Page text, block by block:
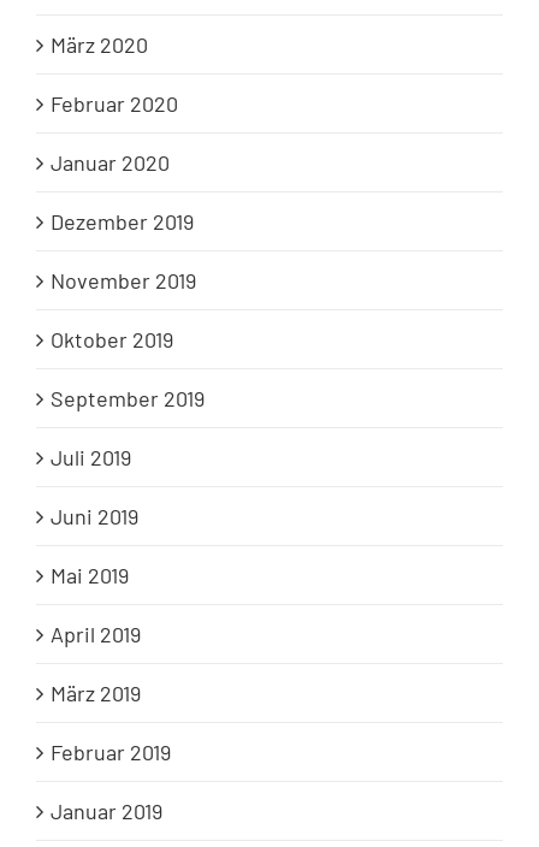
März 2020
Februar 2020
Januar 2020
Dezember 2019
November 2019
Oktober 2019
September 2019
Juli 2019
Juni 2019
Mai 2019
April 2019
März 2019
Februar 2019
Januar 2019